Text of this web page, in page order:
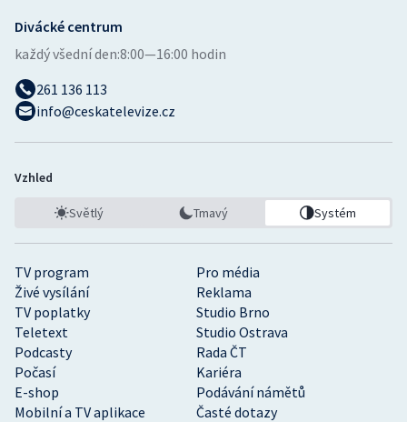
TV program
Pro média
Živé vysílání
Reklama
TV poplatky
Studio Brno
Teletext
Studio Ostrava
Podcasty
Rada ČT
Počasí
Kariéra
E-shop
Podávání námětů
Mobilní a TV aplikace
Časté dotazy
Divácké centrum
každý všední den:8:00—16:00 hodin
261 136 113
info@ceskatelevize.cz
Vzhled
Světlý Tmavý Systém